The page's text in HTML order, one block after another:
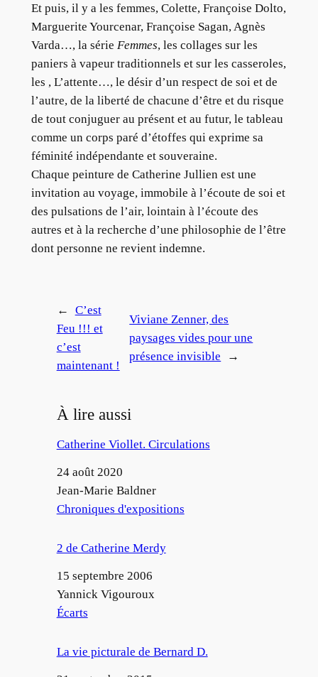
Et puis, il y a les femmes, Colette, Françoise Dolto,
Marguerite Yourcenar, Françoise Sagan, Agnès
Varda…, la série Femmes, les collages sur les
paniers à vapeur traditionnels et sur les casseroles,
les , L’attente…, le désir d’un respect de soi et de
l’autre, de la liberté de chacune d’être et du risque
de tout conjuguer au présent et au futur, le tableau
comme un corps paré d’étoffes qui exprime sa
féminité indépendante et souveraine.
Chaque peinture de Catherine Jullien est une
invitation au voyage, immobile à l’écoute de soi et
des pulsations de l’air, lointain à l’écoute des
autres et à la recherche d’une philosophie de l’être
dont personne ne revient indemne.
←
C’est
Feu !!! et
c’est
maintenant !
Viviane Zenner, des
paysages vides pour une
présence invisible
→
À lire aussi
Catherine Viollet. Circulations
Date
24 août 2020
Auteur
Jean-Marie Baldner
Par rapport à
Chroniques d'expositions
2 de Catherine Merdy
Date
15 septembre 2006
Auteur
Yannick Vigouroux
Par rapport à
Écarts
La vie picturale de Bernard D.